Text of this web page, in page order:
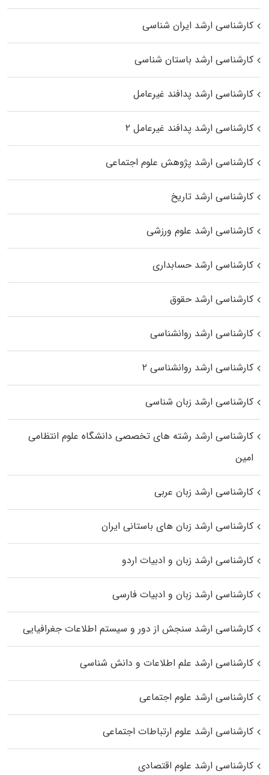
کارشناسی ارشد ایران شناسی
کارشناسی ارشد باستان شناسی
کارشناسی ارشد پدافند غیرعامل
کارشناسی ارشد پدافند غیرعامل ۲
کارشناسی ارشد پژوهش علوم اجتماعی
کارشناسی ارشد تاریخ
کارشناسی ارشد علوم ورزشی
کارشناسی ارشد حسابداری
کارشناسی ارشد حقوق
کارشناسی ارشد روانشناسی
کارشناسی ارشد روانشناسی ۲
کارشناسی ارشد زبان شناسی
کارشناسی ارشد رﺷﺘﻪ ﻫﺎی تخصصی داﻧﺸﮕﺎه ﻋﻠﻮم انتظامی
اﻣﻴﻦ
کارشناسی ارشد زبان عربی
کارشناسی ارشد زبان‌ های باستانی ایران
کارشناسی ارشد زبان و ادبیات اردو
کارشناسی ارشد زبان و ادبیات فارسی
کارشناسی ارشد سنجش از دور و سیستم اطلاعات جغرافیایی
کارشناسی ارشد علم اطلاعات و دانش شناسی
کارشناسی ارشد علوم اجتماعی
کارشناسی ارشد علوم ارتباطات اجتماعی
کارشناسی ارشد علوم اقتصادی